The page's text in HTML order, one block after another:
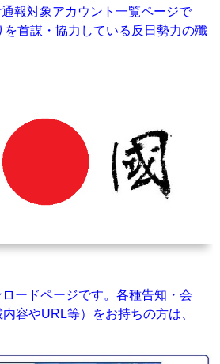
報対象アカウント一覧ページで
首謀・協力している反日勢力の殲
ードページです。各種告知・会
容やURL等）をお持ちの方は、